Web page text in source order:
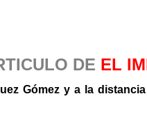
DE EL
Gómez y a la